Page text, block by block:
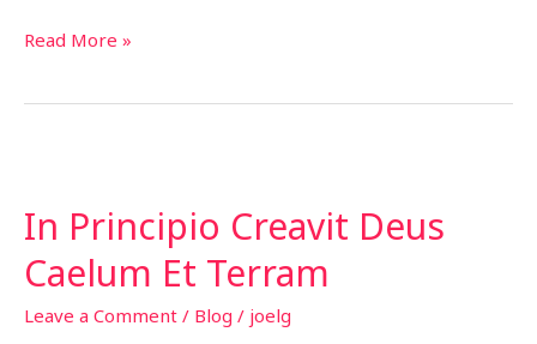
Why
is
Read More »
In Principio Creavit Deus
Caelum Et Terram
Leave a Comment / Blog / joelg